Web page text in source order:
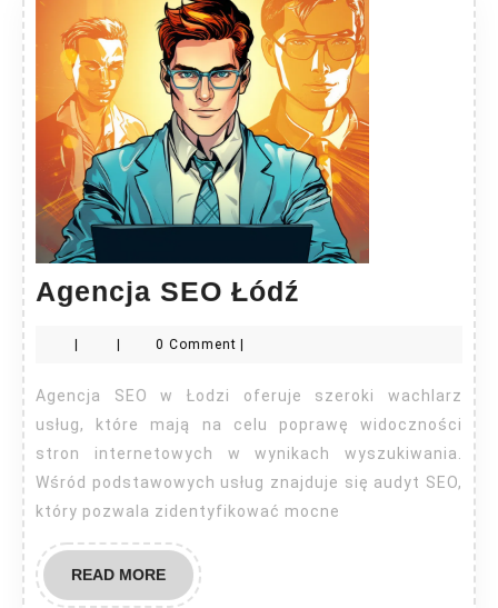
Agencja SEO Łódź
0 Comment
Agencja SEO w Łodzi oferuje szeroki wachlarz
usług, które mają na celu poprawę widoczności
stron internetowych w wynikach wyszukiwania.
Wśród podstawowych usług znajduje się audyt SEO,
który pozwala zidentyfikować mocne
READ MOREREAD
MORE